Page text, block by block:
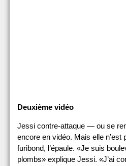
Deuxième vidéo
Jessi contre-attaque — ou se
encore en vidéo. Mais elle n’est
furibond, l’épaule. «Je suis
plombs» explique Jessi. «J’ai